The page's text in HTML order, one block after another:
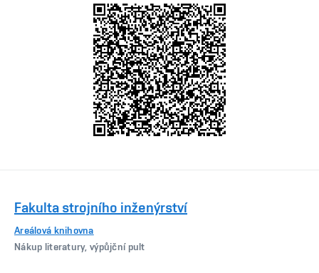
Fakulta strojního inženýrství
Areálová knihovna
Nákup literatury, výpůjční pult